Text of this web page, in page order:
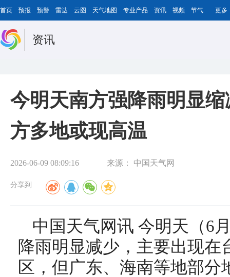
首页 预报 预警 雷达 云图 天气地图 专业产品 资讯 视频 节气 更多
资讯
今明天南方强降雨明显
方多地或现高温
2026-06-09 08:09:16 来源： 中国天气网
分享到
中国天气网讯 今明天（6
降雨明显减少，主要出现在
区，但广东、海南等地部